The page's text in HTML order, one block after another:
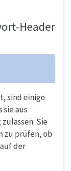
Header
sind einige
aus
Sie
zu prüfen, ob
der